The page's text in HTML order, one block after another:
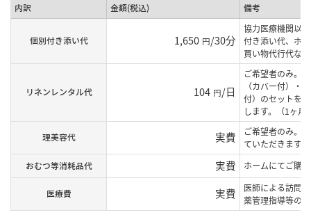
内訳 金額(税込) 備考
個別付き添い代 1,650 円/30分
協力医療機関以
付き添い代、ホ
買い物代行代な
リネンレンタル代 104 円/日
ご希望者のみ。
（カバー付）・
付）のセットを1
します。（1ヶ月
理美容代 実費
ご希望者のみ。
ていただきます。
おむつ等消耗品代
実費 ホームにてご購
医療費 実費
医師による訪問
薬管理指導等の